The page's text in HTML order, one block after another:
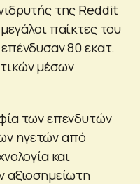
της Reddit
παίκτες του
80 εκατ.
μέσων
των επενδυτών
ηγετών από
και
αξιοσημείωτη